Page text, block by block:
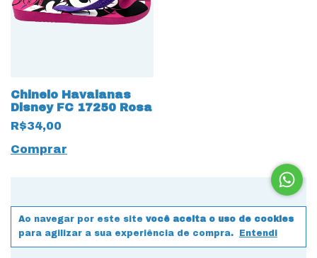
Ao navegar por este site você aceita o uso de cookies
para agilizar a sua experiência de compra.
Entendi
Chinelo Havaianas
Disney FC 17250 Rosa
R$34,00
Comprar